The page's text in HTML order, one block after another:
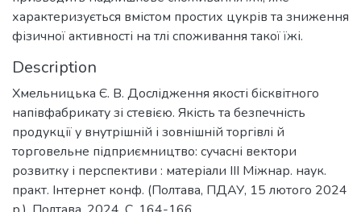
характеризується вмістом простих цукрів та зниження
фізичної активності на тлі споживання такої їжі.
Description
Хмельницька Є. В. Дослідження якості бісквітного
напівфабрикату зі стевією. Якість та безпечність
продукції у внутрішній і зовнішній торгівлі й
торговельне підприємництво: сучасні вектори
розвитку і перспективи : матеріали ІІІ Міжнар. наук.
практ. Інтернет конф. (Полтава, ПДАУ, 15 лютого 2024